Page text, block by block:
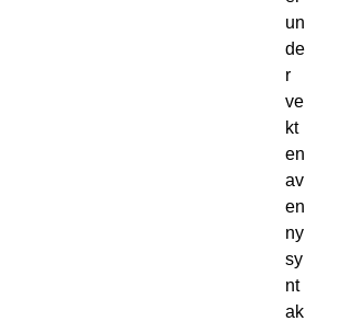
un
de
r
ve
kt
en
av
en
ny
sy
nt
ak